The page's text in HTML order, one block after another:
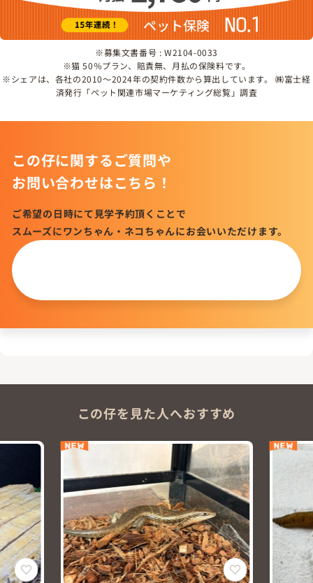
※募集文書番号 : W2104-0033
※猫 50％プラン、賠責無、月払の保険料です。
※シェアは、各社の2010～2024年の契約件数から算出しています。 ㈱富士経
済発行「ペット関連市場マーケティング総覧」調査
この仔に関するご質問や
お問い合わせはこちら！
ご希望の日時にて見学予約頂くことで
スムーズにワンちゃん・ネコちゃんにお会いいただけます。
この仔を見た人へおすすめ
NEW NEW